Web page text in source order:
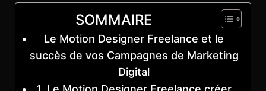
SOMMAIRE
Le Motion Designer Freelance et le
succès de vos Campagnes de Marketing
Digital